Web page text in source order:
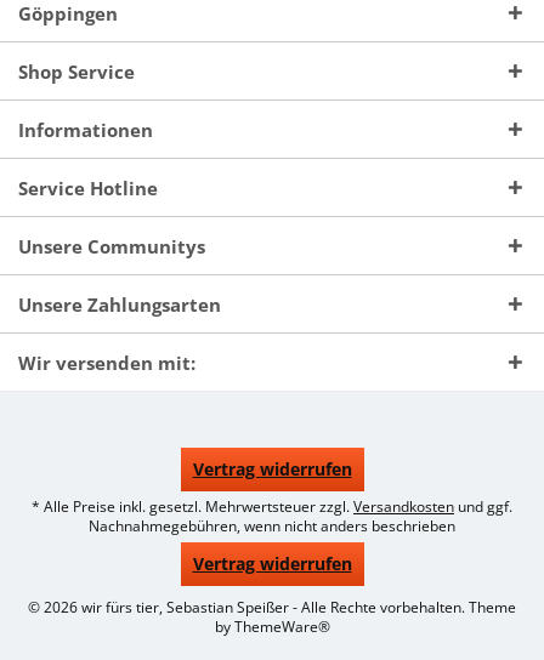
Göppingen
Shop Service
Informationen
Service Hotline
Unsere Communitys
Unsere Zahlungsarten
Wir versenden mit:
Vertrag widerrufen
* Alle Preise inkl. gesetzl. Mehrwertsteuer zzgl.Versandkosten und ggf.
Nachnahmegebühren, wenn nicht anders beschrieben
Vertrag widerrufen
© 2026 wir fürs tier, Sebastian Speißer - Alle Rechte vorbehalten. Theme
byThemeWare®